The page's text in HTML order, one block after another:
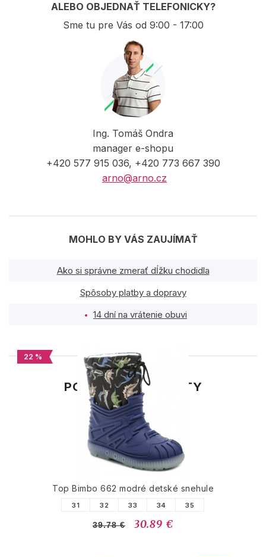
ALEBO OBJEDNAŤ TELEFONICKY?
Sme tu pre Vás od 9:00 - 17:00
Ing. Tomáš Ondra
manager e-shopu
+420 577 915 036, +420 773 667 390
arno@arno.cz
MOHLO BY VÁS ZAUJÍMAŤ
Ako si správne zmerať dĺžku chodidla
Spôsoby platby a dopravy
14 dní na vrátenie obuvi
PODOBNÉ PRODUKTY
22 %
Top Bimbo 662 modré detské snehule
31 32 33 34 35
39.78 € 30.89 €